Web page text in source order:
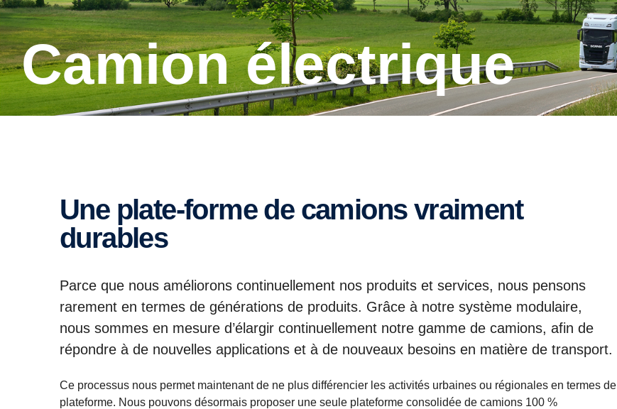
Camion électrique
Une plate-forme de camions vraiment
durables
Parce que nous améliorons continuellement nos produits et services, nous pensons
rarement en termes de générations de produits. Grâce à notre système modulaire,
nous sommes en mesure d’élargir continuellement notre gamme de camions, afin de
répondre à de nouvelles applications et à de nouveaux besoins en matière de transport.
Ce processus nous permet maintenant de ne plus différencier les activités urbaines ou régionales en termes de
plateforme. Nous pouvons désormais proposer une seule plateforme consolidée de camions 100 %